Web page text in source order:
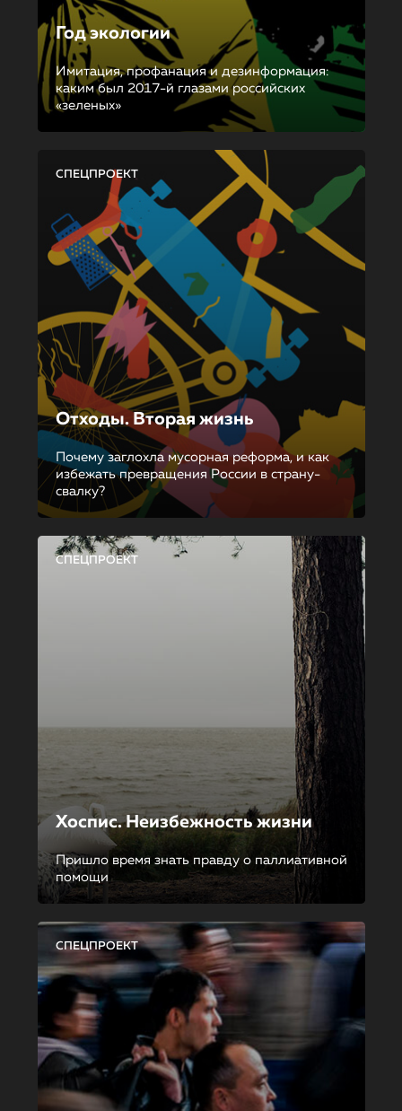
Год экологии
Имитация, профанация и дезинформация:
каким был 2017-й глазами российских
«зеленых»
СПЕЦПРОЕКТ
Отходы. Вторая жизнь
Почему заглохла мусорная реформа, и как
избежать превращения России в страну-
свалку?
СПЕЦПРОЕКТ
Хоспис. Неизбежность жизни
Пришло время знать правду о паллиативной
помощи
СПЕЦПРОЕКТ